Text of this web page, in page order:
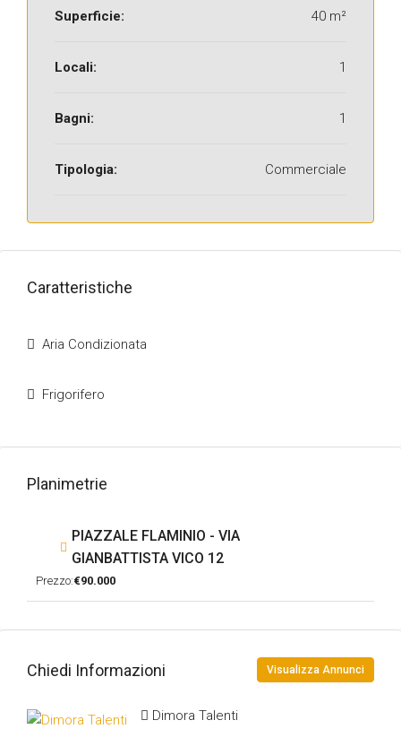
Superficie: 40 m²
Locali: 1
Bagni: 1
Tipologia: Commerciale
Caratteristiche
Aria Condizionata
Frigorifero
Planimetrie
PIAZZALE FLAMINIO - VIA
GIANBATTISTA VICO 12
Prezzo:€90.000
Chiedi Informazioni Visualizza Annunci
Dimora Talenti